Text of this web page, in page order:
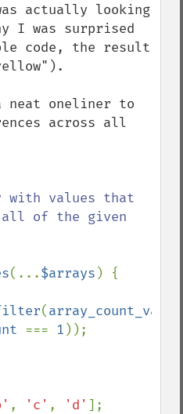
actually looking
I was surprised
code, the result
neat oneliner to
across all
with values that
all of the given
(...$arrays ) {
(
=== 1 ));
, 'c' , 'd'